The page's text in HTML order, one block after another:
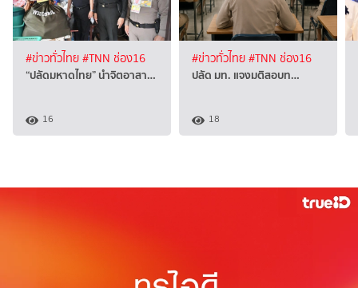
#ข่าวทั่วไทย#TNN ช่อง16
“ปลัดมหาดไทย” นำจิตอาสา…
16
#ข่าวทั่วไทย#TNN ช่อง16
ปลัด มท. แจงมติสอบท…
18